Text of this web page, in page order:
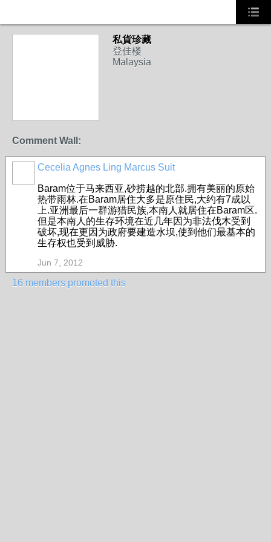
私貨珍藏
登佳楼
Malaysia
Comment Wall:
Cecelia Agnes Ling Marcus Suit
Baram位于马来西亚,砂捞越的北部.拥有美丽的原始
热带雨林.在Baram居住大多是原住民,大约有7成以
上.亚洲最后一群游猎民族,本南人就居住在Baram区.
但是本南人的生存环境在近几年因为非法伐木受到
破坏,现在更因为政府要建造水坝,使到他们最基本的
生存权也受到威胁.
Jun 7, 2012
16 members promoted this